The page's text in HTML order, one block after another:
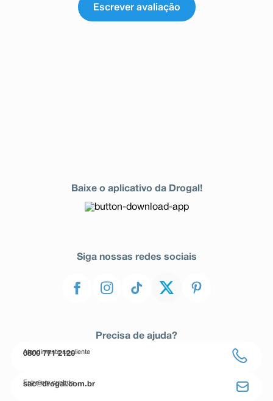
Escrever avaliação
Baixe o aplicativo da Drogal!
Siga nossas redes sociais
Precisa de ajuda?
Atendimento ao cliente
0800 771 2120
Entre em contato
sac@drogal.com.br